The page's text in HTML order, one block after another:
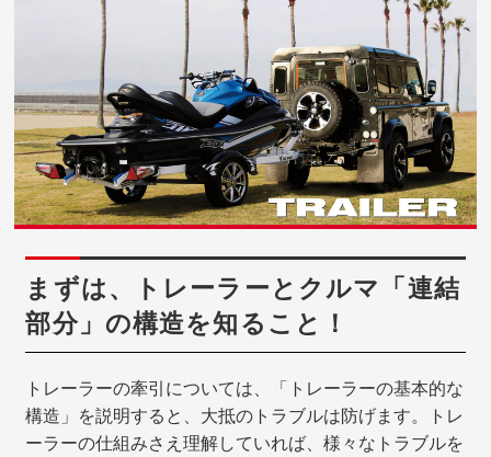
まずは、トレーラーとクルマ「連結
部分」の構造を知ること！
トレーラーの牽引については、「トレーラーの基本的な
構造」を説明すると、大抵のトラブルは防げます。トレ
ーラーの仕組みさえ理解していれば、様々なトラブルを